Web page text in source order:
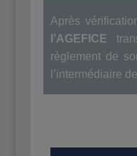
Après
l’AGEFICE
règlement de
l’intermédiaire